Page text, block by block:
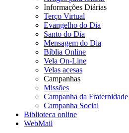
Informações Diárias
Terço Virtual
Evangelho do Dia
Santo do Dia
Mensagem do Dia
Bíblia Online
Vela On-Line
Velas acesas
Campanhas
Missões
Campanha da Fraternidade
Campanha Social
Biblioteca online
WebMail